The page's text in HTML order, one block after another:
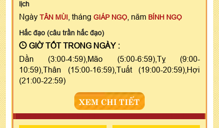
lịch
Ngày TÂN MÙI , tháng GIÁP NGỌ , năm BÍNH NGỌ
Hắc đạo (câu trần hắc đạo)
GIỜ TỐT TRONG NGÀY :
Dần (3:00-4:59),Mão (5:00-6:59),Tỵ (9:00-
10:59),Thân (15:00-16:59),Tuất (19:00-20:59),Hợi
(21:00-22:59)
XEM CHI TIẾT